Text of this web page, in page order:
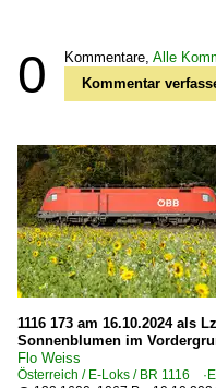
0 Kommentare, Alle
Kommentar
1116 173 am 16.10.2024 als
Sonnenblumen im
Flo Weiss
Österreich / E-Loks / BR 1116